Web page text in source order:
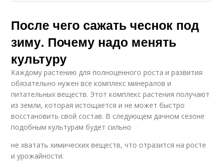
После чего сажать чеснок под
зиму. Почему надо менять
культуру
Каждому растению для полноценного роста и развития
обязательно нужен все комплекс минералов и
питательных веществ. Этот комплекс растения получают
из земли, которая истощается и не может быстро
восстановить свой состав. В следующем дачном сезоне
подобным культурам будет сильно
не хватать химических веществ, что отразится на росте
и урожайности.